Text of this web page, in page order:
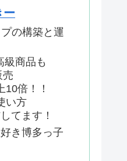
ー
の構築と運
商品も
売
倍！！
い方
てます！
き博多っ子